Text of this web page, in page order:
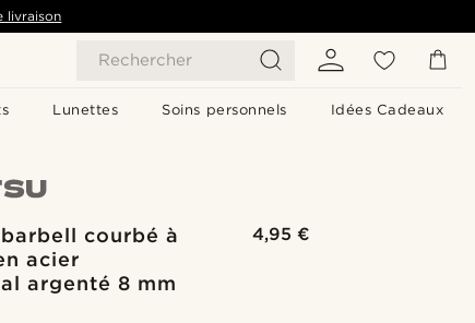
Rechercher
Lunettes Soins personnels Idées Cadeaux
livraison
courbé à
acier
argenté 8 mm
4,95 €